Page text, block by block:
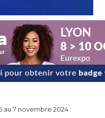
au 7 novembre 2024 :